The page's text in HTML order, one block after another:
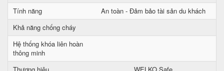
Tính năng
An toàn - Đảm bảo tài sản du khách
Khả năng chống cháy
Hệ thống khóa liên hoàn
thông minh